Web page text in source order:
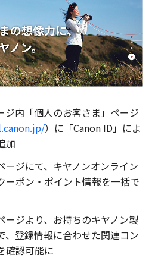
ジ内「個人のお客さま」ページ
）に「Canon ID」によ
加
ージにて、キヤノンオンライン
ーポン・ポイント情報を一括で
ージより、お持ちのキヤノン製
、登録情報に合わせた関連コン
確認可能に